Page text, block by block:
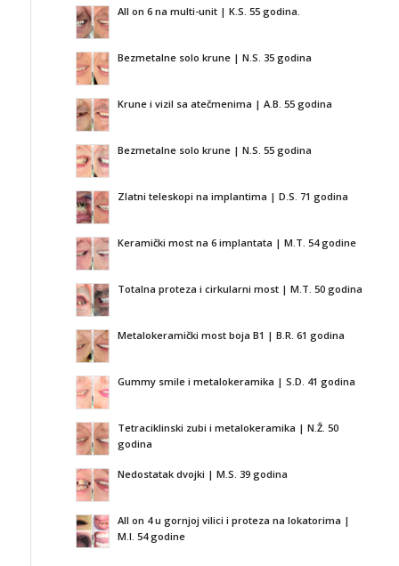
All on 6 na multi-unit | K.S. 55 godina.
Bezmetalne solo krune | N.S. 35 godina
Krune i vizil sa atečmenima | A.B. 55 godina
Bezmetalne solo krune | N.S. 55 godina
Zlatni teleskopi na implantima | D.S. 71 godina
Keramički most na 6 implantata | M.T. 54 godine
Totalna proteza i cirkularni most | M.T. 50 godina
Metalokeramički most boja B1 | B.R. 61 godina
Gummy smile i metalokeramika | S.D. 41 godina
Tetraciklinski zubi i metalokeramika | N.Ž. 50
godina
Nedostatak dvojki | M.S. 39 godina
All on 4 u gornjoj vilici i proteza na lokatorima |
M.I. 54 godine